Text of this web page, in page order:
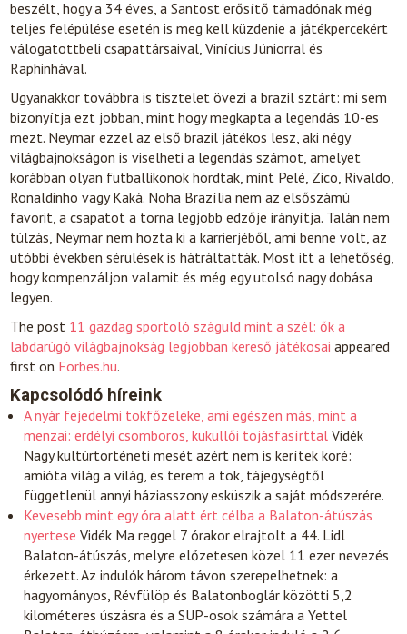
beszélt, hogy a 34 éves, a Santost erősítő támadónak még
teljes felépülése esetén is meg kell küzdenie a játékpercekért
válogatottbeli csapattársaival, Vinícius Júniorral és
Raphinhával.
Ugyanakkor továbbra is tisztelet övezi a brazil sztárt: mi sem
bizonyítja ezt jobban, mint hogy megkapta a legendás 10-es
mezt. Neymar ezzel az első brazil játékos lesz, aki négy
világbajnokságon is viselheti a legendás számot, amelyet
korábban olyan futballikonok hordtak, mint Pelé, Zico, Rivaldo,
Ronaldinho vagy Kaká. Noha Brazília nem az elsőszámú
favorit, a csapatot a torna legjobb edzője irányítja. Talán nem
túlzás, Neymar nem hozta ki a karrierjéből, ami benne volt, az
utóbbi években sérülések is hátráltatták. Most itt a lehetőség,
hogy kompenzáljon valamit és még egy utolsó nagy dobása
legyen.
The post 11 gazdag sportoló száguld mint a szél: ők a
labdarúgó világbajnokság legjobban kereső játékosai appeared
first on Forbes.hu.
Kapcsolódó híreink
A nyár fejedelmi tökfőzeléke, ami egészen más, mint a
menzai: erdélyi csomboros, küküllői tojásfasírttal Vidék
Nagy kultúrtörténeti mesét azért nem is kerítek köré:
amióta világ a világ, és terem a tök, tájegységtől
függetlenül annyi háziasszony esküszik a saját módszerére.
Kevesebb mint egy óra alatt ért célba a Balaton-átúszás
nyertese Vidék Ma reggel 7 órakor elrajtolt a 44. Lidl
Balaton-átúszás, melyre előzetesen közel 11 ezer nevezés
érkezett. Az indulók három távon szerepelhetnek: a
hagyományos, Révfülöp és Balatonboglár közötti 5,2
kilométeres úszásra és a SUP-osok számára a Yettel